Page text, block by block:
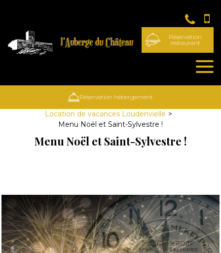
Réservation
restaurant
Réservation hébergement
Location de vacances Loudenvielle
Menu Noël et Saint-Sylvestre !
Menu Noël et Saint-Sylvestre !